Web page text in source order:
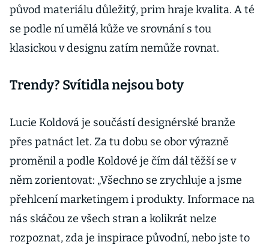
původ materiálu důležitý, prim hraje kvalita. A té
se podle ní umělá kůže ve srovnání s tou
klasickou v designu zatím nemůže rovnat.
Trendy? Svítidla nejsou boty
Lucie Koldová je součástí designérské branže
přes patnáct let. Za tu dobu se obor výrazně
proměnil a podle Koldové je čím dál těžší se v
něm zorientovat: „Všechno se zrychluje a jsme
přehlcení marketingem i produkty. Informace na
nás skáčou ze všech stran a kolikrát nelze
rozpoznat, zda je inspirace původní, nebo jste to